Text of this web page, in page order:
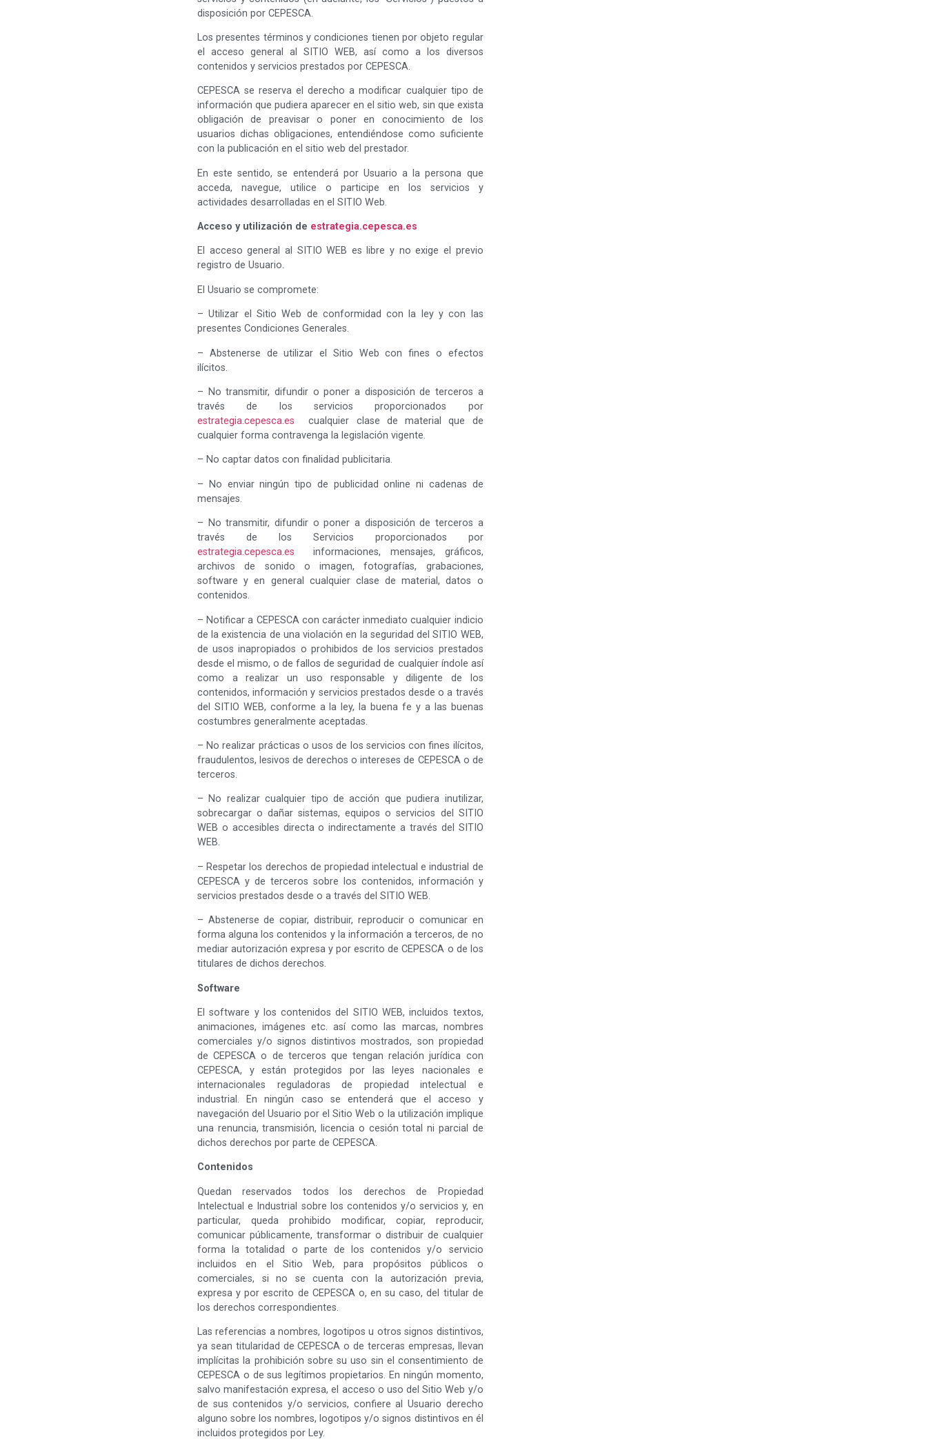
disposición por CEPESCA.
Los presentes términos y condiciones tienen por objeto regular
el acceso general al SITIO WEB, así como a los diversos
contenidos y servicios prestados por CEPESCA.
CEPESCA se reserva el derecho a modificar cualquier tipo de
información que pudiera aparecer en el sitio web, sin que exista
obligación de preavisar o poner en conocimiento de los
usuarios dichas obligaciones, entendiéndose como suficiente
con la publicación en el sitio web del prestador.
En este sentido, se entenderá por Usuario a la persona que
acceda, navegue, utilice o participe en los servicios y
actividades desarrolladas en el SITIO Web.
Acceso y utilización de estrategia.cepesca.es
El acceso general al SITIO WEB es libre y no exige el previo
registro de Usuario.
El Usuario se compromete:
– Utilizar el Sitio Web de conformidad con la ley y con las
presentes Condiciones Generales.
– Abstenerse de utilizar el Sitio Web con fines o efectos
ilícitos.
– No transmitir, difundir o poner a disposición de terceros a
través de los servicios proporcionados por
estrategia.cepesca.es cualquier clase de material que de
cualquier forma contravenga la legislación vigente.
– No captar datos con finalidad publicitaria.
– No enviar ningún tipo de publicidad online ni cadenas de
mensajes.
– No transmitir, difundir o poner a disposición de terceros a
través de los Servicios proporcionados por
estrategia.cepesca.es informaciones, mensajes, gráficos,
archivos de sonido o imagen, fotografías, grabaciones,
software y en general cualquier clase de material, datos o
contenidos.
– Notificar a CEPESCA con carácter inmediato cualquier indicio
de la existencia de una violación en la seguridad del SITIO WEB,
de usos inapropiados o prohibidos de los servicios prestados
desde el mismo, o de fallos de seguridad de cualquier índole así
como a realizar un uso responsable y diligente de los
contenidos, información y servicios prestados desde o a través
del SITIO WEB, conforme a la ley, la buena fe y a las buenas
costumbres generalmente aceptadas.
– No realizar prácticas o usos de los servicios con fines ilícitos,
fraudulentos, lesivos de derechos o intereses de CEPESCA o de
terceros.
– No realizar cualquier tipo de acción que pudiera inutilizar,
sobrecargar o dañar sistemas, equipos o servicios del SITIO
WEB o accesibles directa o indirectamente a través del SITIO
WEB.
– Respetar los derechos de propiedad intelectual e industrial de
CEPESCA y de terceros sobre los contenidos, información y
servicios prestados desde o a través del SITIO WEB.
– Abstenerse de copiar, distribuir, reproducir o comunicar en
forma alguna los contenidos y la información a terceros, de no
mediar autorización expresa y por escrito de CEPESCA o de los
titulares de dichos derechos.
Software
El software y los contenidos del SITIO WEB, incluidos textos,
animaciones, imágenes etc. así como las marcas, nombres
comerciales y/o signos distintivos mostrados, son propiedad
de CEPESCA o de terceros que tengan relación jurídica con
CEPESCA, y están protegidos por las leyes nacionales e
internacionales reguladoras de propiedad intelectual e
industrial. En ningún caso se entenderá que el acceso y
navegación del Usuario por el Sitio Web o la utilización implique
una renuncia, transmisión, licencia o cesión total ni parcial de
dichos derechos por parte de CEPESCA.
Contenidos
Quedan reservados todos los derechos de Propiedad
Intelectual e Industrial sobre los contenidos y/o servicios y, en
particular, queda prohibido modificar, copiar, reproducir,
comunicar públicamente, transformar o distribuir de cualquier
forma la totalidad o parte de los contenidos y/o servicio
incluidos en el Sitio Web, para propósitos públicos o
comerciales, si no se cuenta con la autorización previa,
expresa y por escrito de CEPESCA o, en su caso, del titular de
los derechos correspondientes.
Las referencias a nombres, logotipos u otros signos distintivos,
ya sean titularidad de CEPESCA o de terceras empresas, llevan
implícitas la prohibición sobre su uso sin el consentimiento de
CEPESCA o de sus legítimos propietarios. En ningún momento,
salvo manifestación expresa, el acceso o uso del Sitio Web y/o
de sus contenidos y/o servicios, confiere al Usuario derecho
alguno sobre los nombres, logotipos y/o signos distintivos en él
incluidos protegidos por Ley.